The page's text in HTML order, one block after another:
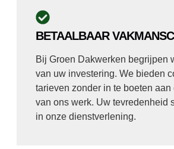
BETAALBAAR
Bij Groen Dakwerken begrijpen
van uw investering. We bieden
tarieven zonder in te boeten
van ons werk. Uw tevredenheid
in onze dienstverlening.